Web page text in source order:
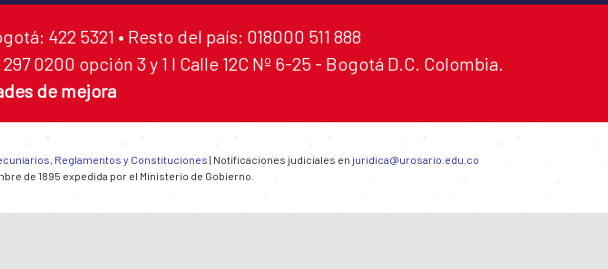
422 5321 • Resto del país: 018000 511 888
0200 opción 3 y 1 I Calle 12C Nº 6-25 - Bogotá D.C. Colombia.
de mejora
Reglamentos y Constituciones | Notificaciones judiciales en juridica@urosario.edu.co
de 1895 expedida por el Ministerio de Gobierno.